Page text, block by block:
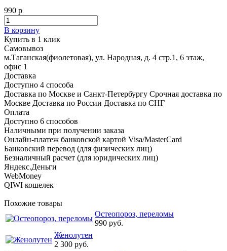
990 р
В корзину
Купить в 1 клик
Самовывоз
м.Таганская(фиолетовая), ул. Народная, д. 4 стр.1, 6 этаж,
офис 1
Доставка
Доступно 4 способа
Доставка по Москве и Санкт-Петербургу Срочная доставка по
Москве Доставка по России Доставка по СНГ
Оплата
Доступно 6 способов
Наличными при получении заказа
Онлайн-платеж банковской картой Visa/MasterCard
Банковский перевод (для физических лиц)
Безналичный расчет (для юридических лиц)
Яндекс.Деньги
WebMoney
QIWI кошелек
Похожие товары
Остеопороз, переломы
990 руб.
Женолутен
2 300 руб.